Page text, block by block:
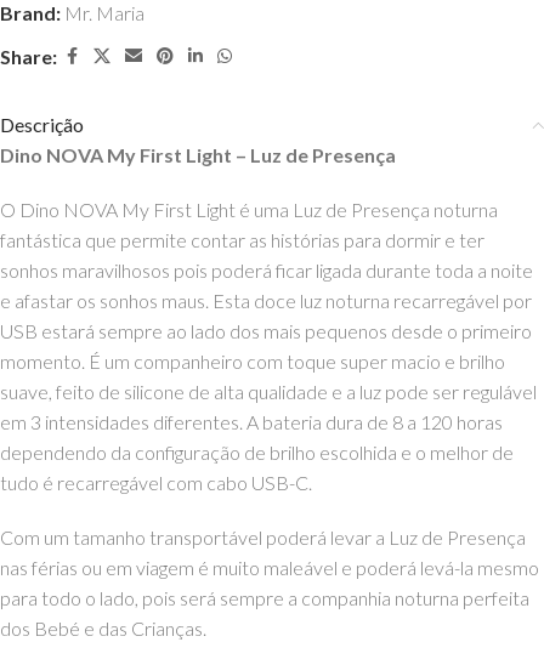
Brand: Mr. Maria
Share:
Descrição
Dino NOVA My First Light – Luz de Presença
O Dino NOVA My First Light é uma Luz de Presença noturna
fantástica que permite contar as histórias para dormir e ter
sonhos maravilhosos pois poderá ficar ligada durante toda a noite
e afastar os sonhos maus. Esta doce luz noturna recarregável por
USB estará sempre ao lado dos mais pequenos desde o primeiro
momento. É um companheiro com toque super macio e brilho
suave, feito de silicone de alta qualidade e a luz pode ser regulável
em 3 intensidades diferentes. A bateria dura de 8 a 120 horas
dependendo da configuração de brilho escolhida e o melhor de
tudo é recarregável com cabo USB-C.
Com um tamanho transportável poderá levar a Luz de Presença
nas férias ou em viagem é muito maleável e poderá levá-la mesmo
para todo o lado, pois será sempre a companhia noturna perfeita
dos Bebé e das Crianças.